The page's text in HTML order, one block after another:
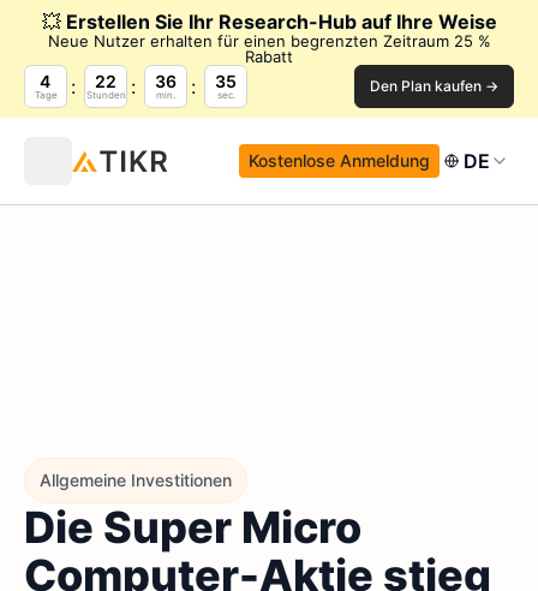
💥 Erstellen Sie Ihr Research-Hub auf Ihre Weise
Neue Nutzer erhalten für einen begrenzten Zeitraum 25 %
Rabatt
4
Tage
22
Stunden
36
min.
34
sec. Den Plan kaufen →
Kostenlose Anmeldung DE
Allgemeine Investitionen
Die Super Micro
Computer-Aktie stieg